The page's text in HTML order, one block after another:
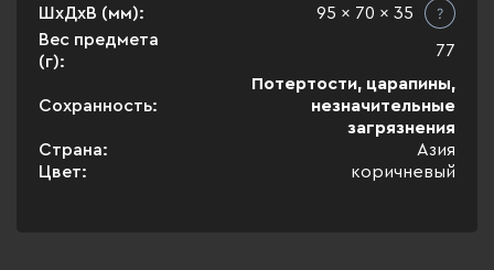
ШхДхВ (мм):
95 x 70 x 35
Вес предмета
(г):
77
Сохранность:
Потертости, царапины,
незначительные
загрязнения
Страна:
Азия
Цвет:
коричневый